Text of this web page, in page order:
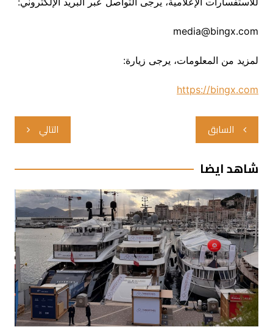
media@bingx.com
لمزيد من المعلومات، يرجى زيارة:
https://bingx.com
تصفّح
المقالات
السابق التالي
شاهد ايضا